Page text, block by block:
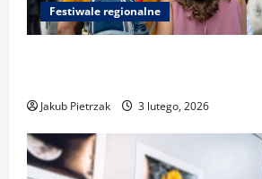
Festiwale regionalne
Jakub Pietrzak 3 lutego, 2026